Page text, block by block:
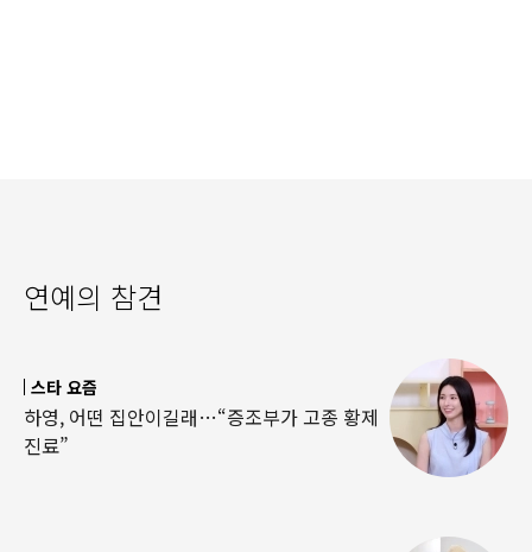
연예의 참견
스타 요즘
하영, 어떤 집안이길래…“증조부가 고종 황제
진료”